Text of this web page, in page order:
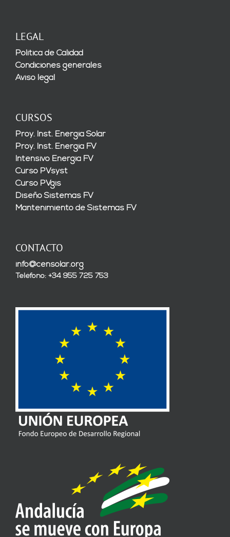
LEGAL
Política de Calidad
Condiciones generales
Aviso legal
CURSOS
Proy. Inst. Energía Solar
Proy. Inst. Energía FV
Intensivo Energía FV
Curso PVsyst
Curso PVgis
Diseño Sistemas FV
Mantenimiento de Sistemas FV
CONTACTO
info@censolar.org
Teléfono: +34 955 725 753